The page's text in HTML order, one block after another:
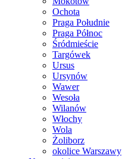
Ochota
Praga Południe
Praga Północ
Śródmieście
Targówek
Ursus
Ursynów
Wawer
Wesoła
Wilanów
Włochy
Wola
Żoliborz
okolice Warszawy